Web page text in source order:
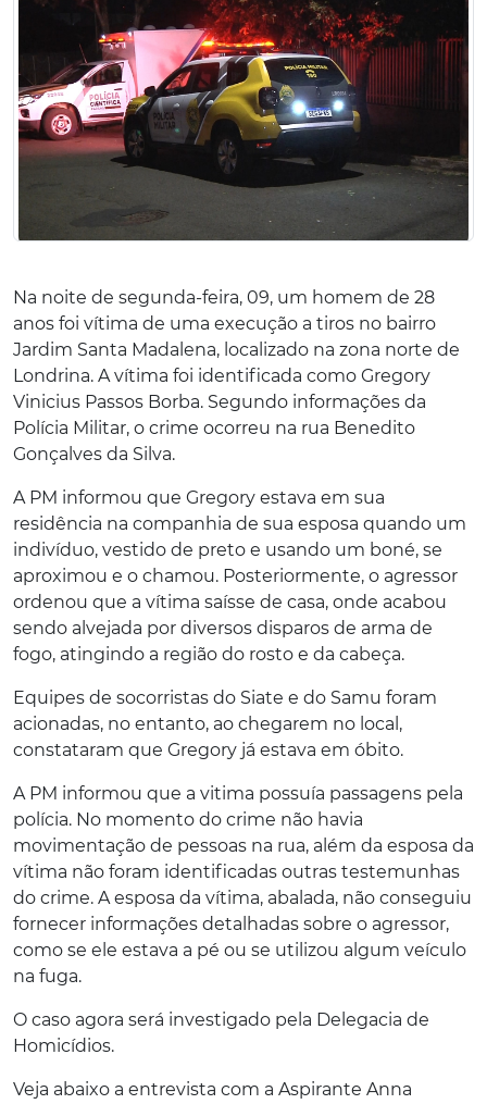
Na noite de segunda-feira, 09, um homem de 28
anos foi vítima de uma execução a tiros no bairro
Jardim Santa Madalena, localizado na zona norte de
Londrina. A vítima foi identificada como Gregory
Vinicius Passos Borba. Segundo informações da
Polícia Militar, o crime ocorreu na rua Benedito
Gonçalves da Silva.
A PM informou que Gregory estava em sua
residência na companhia de sua esposa quando um
indivíduo, vestido de preto e usando um boné, se
aproximou e o chamou. Posteriormente, o agressor
ordenou que a vítima saísse de casa, onde acabou
sendo alvejada por diversos disparos de arma de
fogo, atingindo a região do rosto e da cabeça.
Equipes de socorristas do Siate e do Samu foram
acionadas, no entanto, ao chegarem no local,
constataram que Gregory já estava em óbito.
A PM informou que a vitima possuía passagens pela
polícia. No momento do crime não havia
movimentação de pessoas na rua, além da esposa da
vítima não foram identificadas outras testemunhas
do crime. A esposa da vítima, abalada, não conseguiu
fornecer informações detalhadas sobre o agressor,
como se ele estava a pé ou se utilizou algum veículo
na fuga.
O caso agora será investigado pela Delegacia de
Homicídios.
Veja abaixo a entrevista com a Aspirante Anna